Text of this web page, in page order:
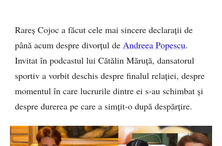
Rareș Cojoc a făcut cele mai sincere declarații de
până acum despre divorțul de Andreea Popescu.
Invitat în podcastul lui Cătălin Măruță, dansatorul
sportiv a vorbit deschis despre finalul relației, despre
momentul în care lucrurile dintre ei s-au schimbat și
despre durerea pe care a simțit-o după despărțire.